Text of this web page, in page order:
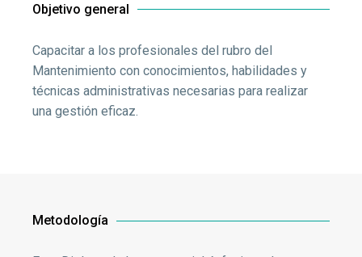
Objetivo general
Capacitar a los profesionales del rubro del
Mantenimiento con conocimientos, habilidades y
técnicas administrativas necesarias para realizar
una gestión eficaz.
Metodología